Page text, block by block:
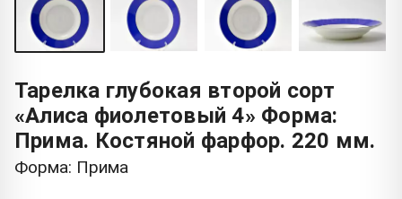
Тарелка глубокая второй сорт
«Алиса фиолетовый 4» Форма:
Прима. Костяной фарфор. 220 мм.
Форма: Прима